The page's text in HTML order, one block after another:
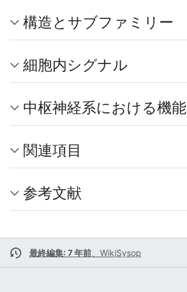
構造とサブファミリー
細胞内シグナル
中枢神経系における機能
関連項目
参考文献
最終編集: 7 年前 WikiSysop